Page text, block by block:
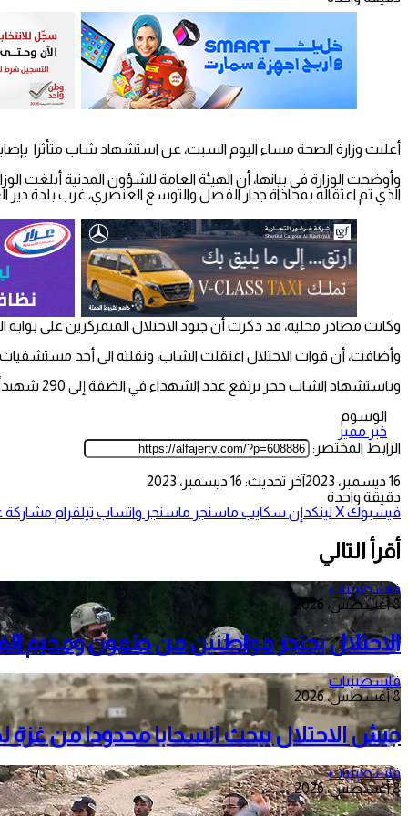
أعلنت وزارة الصحة مساء اليوم السبت، عن استشهاد شاب متأثرا
الذي تم اعتقاله بمحاذاة جدار الفصل والتوسع العنصري، غرب بلدة
وكانت مصادر محلية، قد ذكرت أن جنود الاحتلال المتمركزين على
وأضافت، أن قوات الاحتلال اعتقلت الشاب، ونقلته الى أحد مستشفيات أراضي عام 1948، في الوقت الذي اعتقلت فيه شقيقه
وباستشهاد الشاب حجر يرتفع عدد الشهداء في الضفة إلى 290 شهيداً، منذ السابع من تشرين الاول/ أكتوبر الماضي.
الوسوم
خبر مميز
الرابط المختصر:
16 ديسمبر، 2023
آخر تحديث: 16 ديسمبر، 2023
دقيقة واحدة
فيسبوك‫Xلينكدإن سكايب ماسنجر ماسنجر واتساب تيلقرام مشاركة
أقرأ التالي
فلسطينيات
8 أغسطس، 2026
الاحتلال يحتجز مواطنين من طمون ومخيم
فلسطينيات
8 أغسطس، 2026
جيش الاحتلال يبحث انسحابا محدودا من
فلسطينيات
8 أغسطس، 2026